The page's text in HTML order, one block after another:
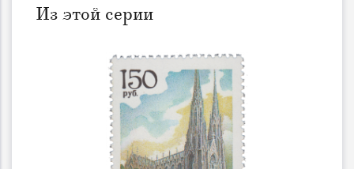
Из этой серии